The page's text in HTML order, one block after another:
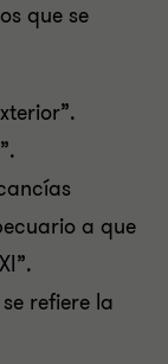
que se
a que
refiere la